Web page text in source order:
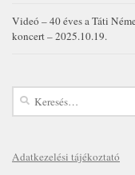
Videó – 40 éves a Táti
koncert – 2025.10.19.
Keresés:
Adatkezelési tájékoztató